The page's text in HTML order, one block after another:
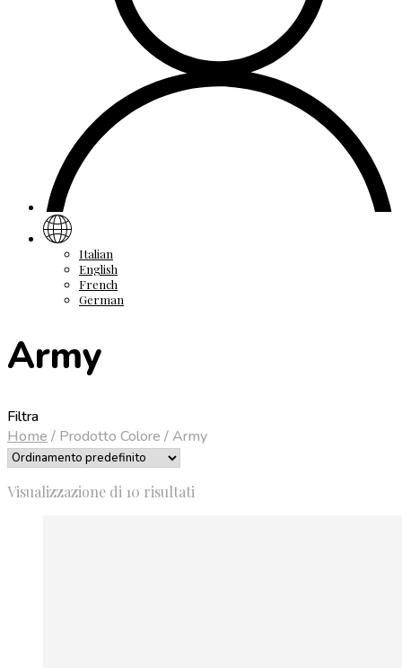
Italian
English
French
German
Army
Filtra
Home / Prodotto Colore /Army
Visualizzazione di 10 risultati